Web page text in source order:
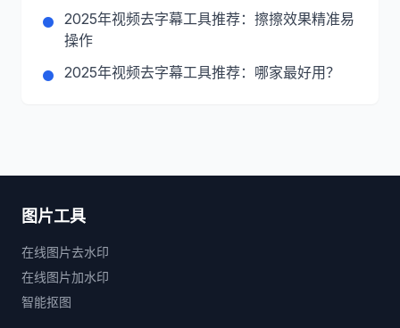
2025年视频去字幕工具推荐：擦擦效果精准易
操作
2025年视频去字幕工具推荐：哪家最好用？
图片工具
在线图片去水印
在线图片加水印
智能抠图